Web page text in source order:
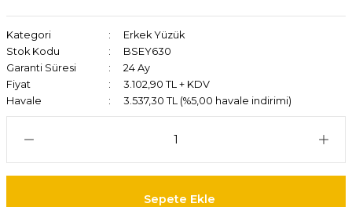
Kategori
Erkek Yüzük
Stok Kodu
BSEY630
Garanti Süresi
24 Ay
Fiyat
3.102,90 TL + KDV
Havale
3.537,30 TL (%5,00 havale indirimi)
Sepete Ekle